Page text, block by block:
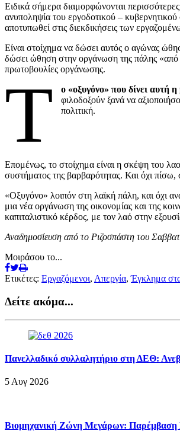
Ειδικά σήμερα διαμορφώνονται
ανυποληψία του εργοδοτικού –
αποτυπωθεί στις διεκδικήσεις των
Είναι στοίχημα να δώσει αυτός ο αγώνας
δώσει ώθηση στην οργάνωση της πάλης «από
πρωτοβουλίες οργάνωσης.
Τ ο «οξυγόνο» που δίνει αυτή
φιλοδοξούν ξανά να
πολιτική.
Επομένως, το στοίχημα είναι η σκέψη του
συστήματος της βαρβαρότητας. Και όχι πίσω,
«Οξυγόνο» λοιπόν στη λαϊκή πάλη, και όχι
μια νέα οργάνωση της οικονομίας και της
καπιταλιστικό κέρδος, με τον λαό στην
Αναδημοσίευση από το Ριζοσπάστη του
Μοιράσου το...
Ετικέτες: Εργαζόμενοι, Απεργία,Έγκλημα
Δείτε ακόμα...
Πανελλαδικό συλλαλητήριο στη ΔΕΘ:
5 Αυγ 2026
Βιομηχανική Ζώνη Μεγάρων: Παρέμβαση